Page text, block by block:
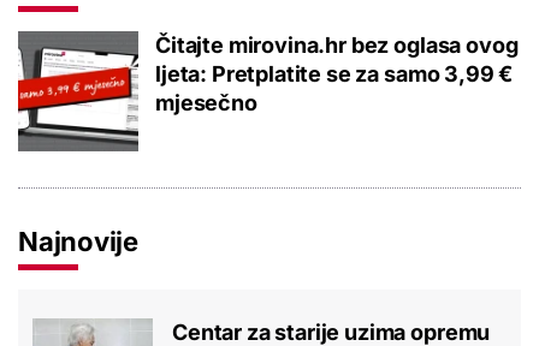
Čitajte mirovina.hr bez oglasa ovog
ljeta: Pretplatite se za samo 3,99 €
mjesečno
Najnovije
Centar za starije uzima opremu